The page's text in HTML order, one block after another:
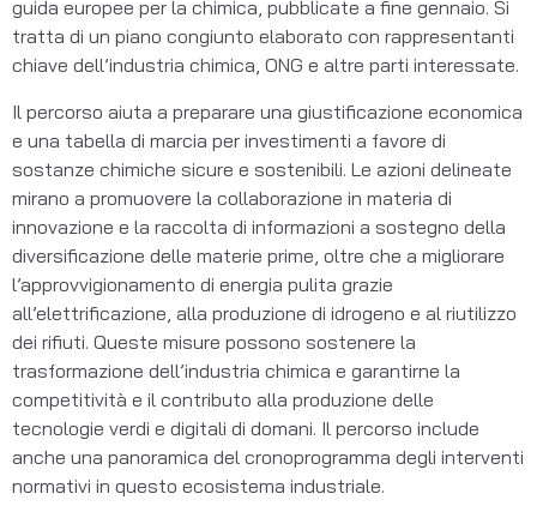
guida europee per la chimica, pubblicate a fine gennaio. Si
tratta di un piano congiunto elaborato con rappresentanti
chiave dell’industria chimica, ONG e altre parti interessate.
Il percorso aiuta a preparare una giustificazione economica
e una tabella di marcia per investimenti a favore di
sostanze chimiche sicure e sostenibili. Le azioni delineate
mirano a promuovere la collaborazione in materia di
innovazione e la raccolta di informazioni a sostegno della
diversificazione delle materie prime, oltre che a migliorare
l’approvvigionamento di energia pulita grazie
all’elettrificazione, alla produzione di idrogeno e al riutilizzo
dei rifiuti. Queste misure possono sostenere la
trasformazione dell’industria chimica e garantirne la
competitività e il contributo alla produzione delle
tecnologie verdi e digitali di domani. Il percorso include
anche una panoramica del cronoprogramma degli interventi
normativi in questo ecosistema industriale.